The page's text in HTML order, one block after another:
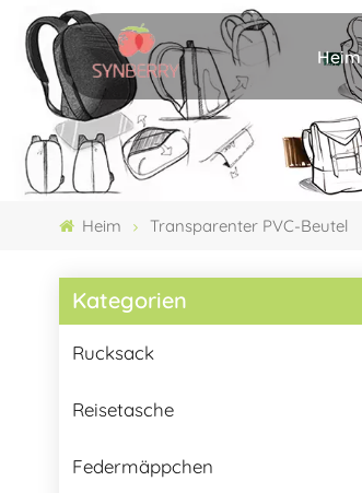
Heim
Heim Transparenter PVC-Beutel
Kategorien
Rucksack
Reisetasche
Federmäppchen